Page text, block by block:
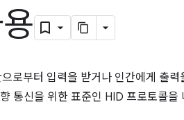
로부터 입력을 받거나 인간에게 출
통신을 위한 표준인 HID 프로토콜을